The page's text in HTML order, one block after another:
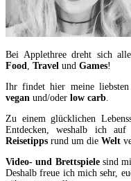
Bei Applethree dreht sich
Food Travel und Games!
Ihr findet hier meine
vegan und/oder low carb
Zu einem glücklichen
Entdecken, weshalb ich
Reisetipps rund um die Welt
Video- und Brettspielesind
Deshalb freue ich mich sehr,